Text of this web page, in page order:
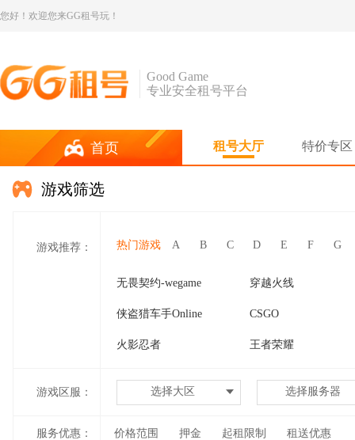
您好！欢迎您来GG租号玩！
Good Game
专业安全租号平台
首页 租号大厅 特价专区
游戏筛选
游戏推荐： 热门游戏 A B C D E F G
无畏契约-wegame 穿越火线
侠盗猎车手Online CSGO
火影忍者 王者荣耀
游戏区服： 选择大区 选择服务器
服务优惠： 价格范围 押金 起租限制 租送优惠